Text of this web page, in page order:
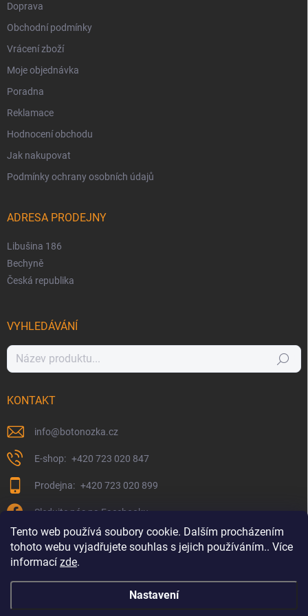
Tento web používá soubory cookie. Dalším procházením
tohoto webu vyjadřujete souhlas s jejich používáním.. Více
informací zde.
Nastavení
Doprava
Obchodní podmínky
Vrácení zboží
Moje objednávka
Poradna
Reklamace
Hodnocení obchodu
Jak nakupovat
Podmínky ochrany osobních údajů
ADRESA PRODEJNY
Libušina 186
Bechyně
Česká republika
VYHLEDÁVÁNÍ
Hledat
KONTAKT
info@botonozka.cz
+420 723 020 847
+420 723 020 899
Sledujte nás na Facebooku